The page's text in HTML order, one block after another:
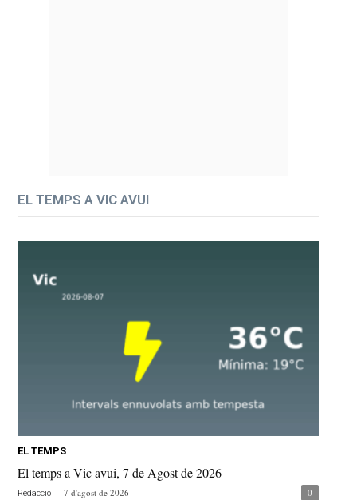
EL TEMPS A VIC AVUI
EL TEMPS
El temps a Vic avui, 7 de Agost de 2026
Redacció - 7 d'agost de 2026 0